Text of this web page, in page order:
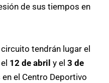
de sus tiempos en
tendrán lugar el
12 de abril y el 3 de
el Centro Deportivo